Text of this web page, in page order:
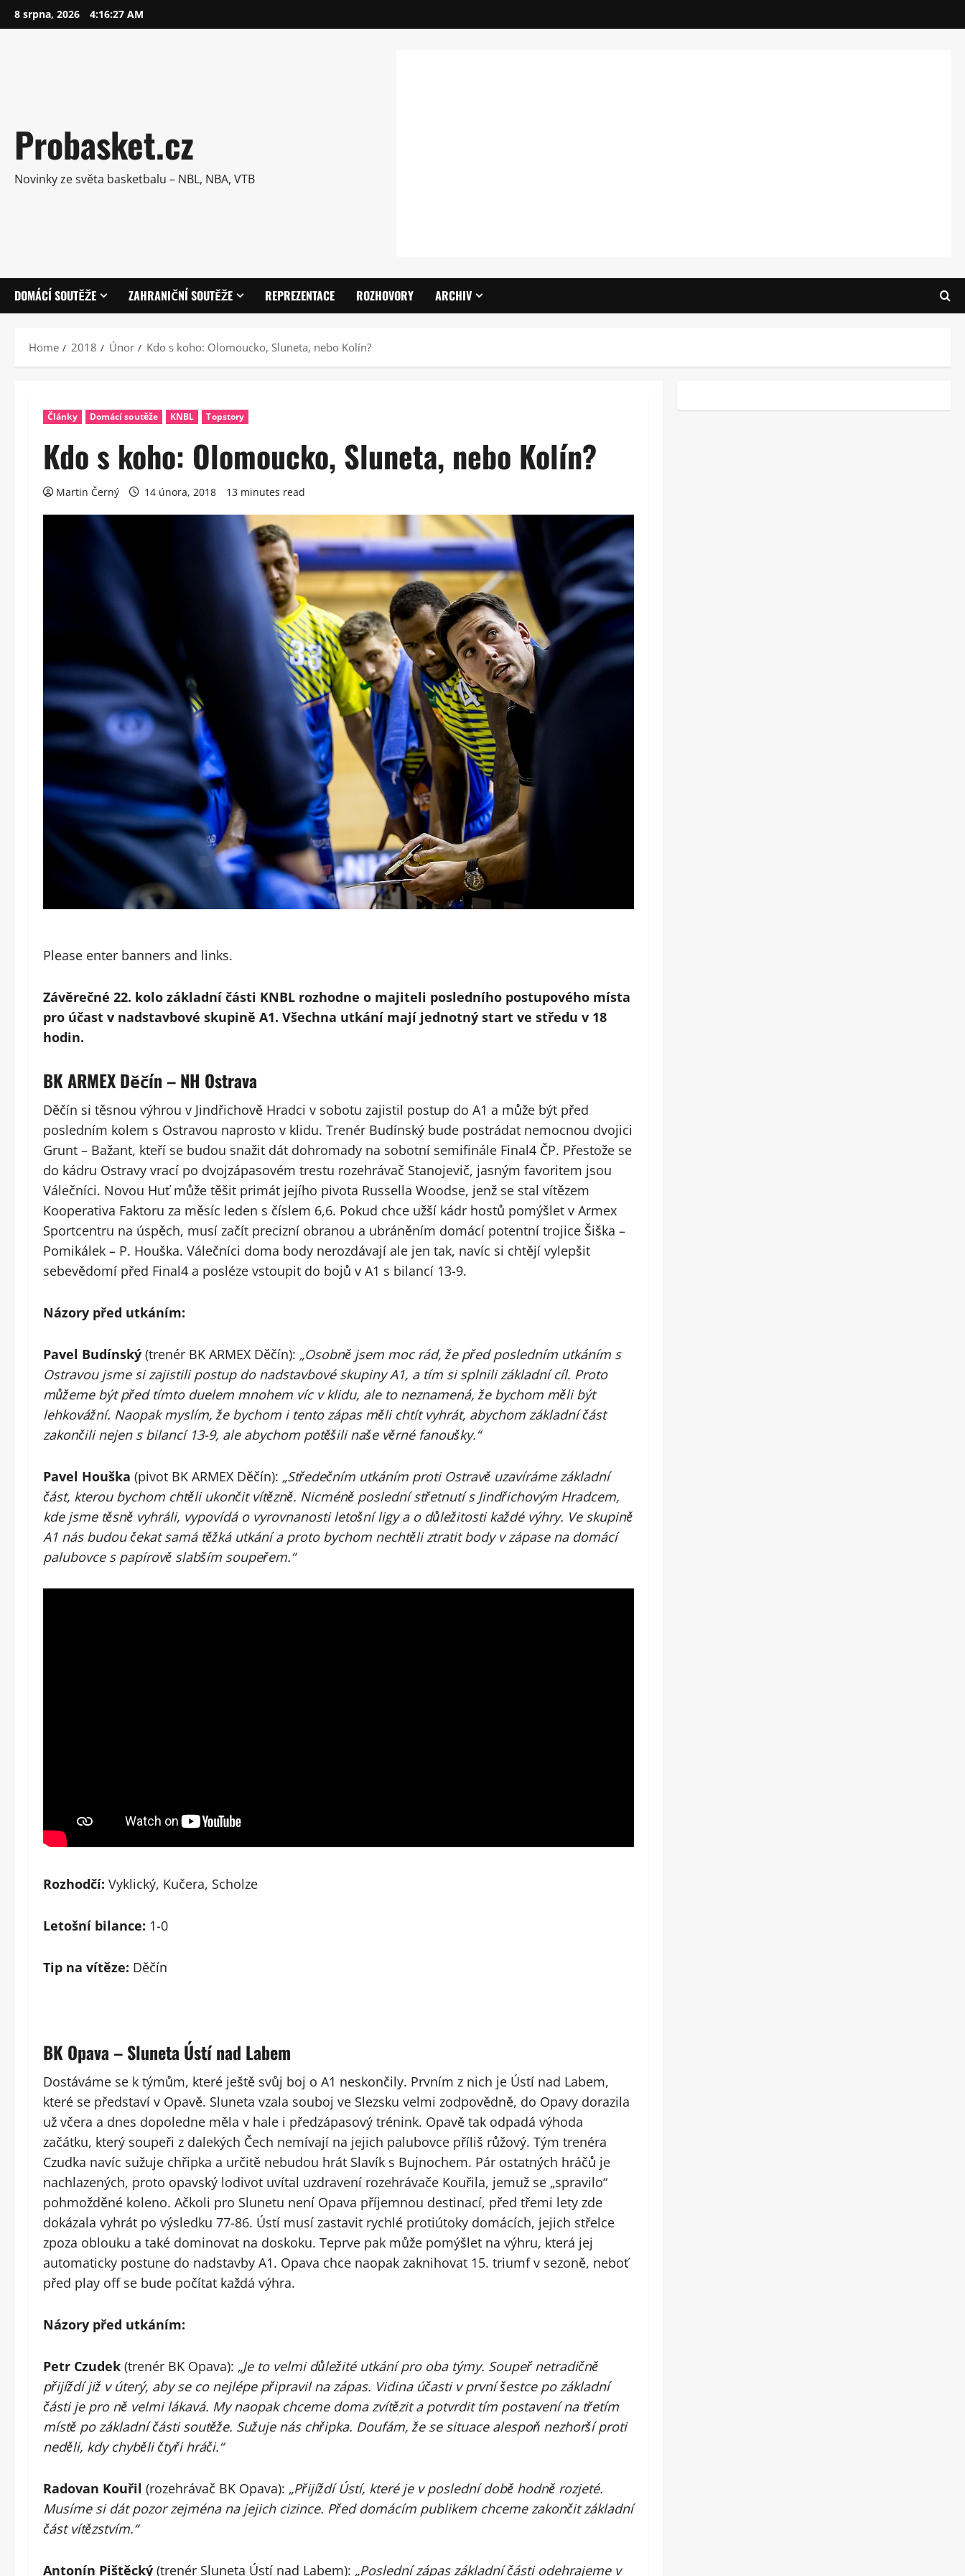
Skip
to
8 srpna, 2026 4:16:28 AM
Probasket.cz
Novinky ze světa basketbalu – NBL, NBA, VTB
DOMÁCÍ SOUTĚŽE ZAHRANIČNÍ SOUTĚŽE REPREZENTACE ROZHOVORY ARCHIV
Home 2018 Únor Kdo s koho: Olomoucko, Sluneta, nebo Kolín?
Články Domácí soutěže KNBL Topstory
Kdo s koho: Olomoucko, Sluneta, nebo Kolín?
Martin Černý 14 února, 2018 13 minutes read
Please enter banners and links.
Závěrečné 22. kolo základní části KNBL rozhodne o majiteli posledního postupového místa
pro účast v nadstavbové skupině A1. Všechna utkání mají jednotný start ve středu v 18
hodin.
BK ARMEX Děčín – NH Ostrava
Děčín si těsnou výhrou v Jindřichově Hradci v sobotu zajistil postup do A1 a může být před
posledním kolem s Ostravou naprosto v klidu. Trenér Budínský bude postrádat nemocnou dvojici
Grunt – Bažant, kteří se budou snažit dát dohromady na sobotní semifinále Final4 ČP. Přestože se
do kádru Ostravy vrací po dvojzápasovém trestu rozehrávač Stanojevič, jasným favoritem jsou
Válečníci. Novou Huť může těšit primát jejího pivota Russella Woodse, jenž se stal vítězem
Kooperativa Faktoru za měsíc leden s číslem 6,6. Pokud chce užší kádr hostů pomýšlet v Armex
Sportcentru na úspěch, musí začít precizní obranou a ubráněním domácí potentní trojice Šiška –
Pomikálek – P. Houška. Válečníci doma body nerozdávají ale jen tak, navíc si chtějí vylepšit
sebevědomí před Final4 a posléze vstoupit do bojů v A1 s bilancí 13-9.
Názory před utkáním:
Pavel Budínský (trenér BK ARMEX Děčín): „Osobně jsem moc rád, že před posledním utkáním s
Ostravou jsme si zajistili postup do nadstavbové skupiny A1, a tím si splnili základní cíl. Proto
můžeme být před tímto duelem mnohem víc v klidu, ale to neznamená, že bychom měli být
lehkovážní. Naopak myslím, že bychom i tento zápas měli chtít vyhrát, abychom základní část
zakončili nejen s bilancí 13-9, ale abychom potěšili naše věrné fanoušky.“
Pavel Houška (pivot BK ARMEX Děčín): „Středečním utkáním proti Ostravě uzavíráme základní
část, kterou bychom chtěli ukončit vítězně. Nicméně poslední střetnutí s Jindřichovým Hradcem,
kde jsme těsně vyhráli, vypovídá o vyrovnanosti letošní ligy a o důležitosti každé výhry. Ve skupině
A1 nás budou čekat samá těžká utkání a proto bychom nechtěli ztratit body v zápase na domácí
palubovce s papírově slabším soupeřem.“
Rozhodčí: Vyklický, Kučera, Scholze
Letošní bilance: 1-0
Tip na vítěze: Děčín
BK Opava – Sluneta Ústí nad Labem
Dostáváme se k týmům, které ještě svůj boj o A1 neskončily. Prvním z nich je Ústí nad Labem,
které se představí v Opavě. Sluneta vzala souboj ve Slezsku velmi zodpovědně, do Opavy dorazila
už včera a dnes dopoledne měla v hale i předzápasový trénink. Opavě tak odpadá výhoda
začátku, který soupeři z dalekých Čech nemívají na jejich palubovce příliš růžový. Tým trenéra
Czudka navíc sužuje chřipka a určitě nebudou hrát Slavík s Bujnochem. Pár ostatných hráčů je
nachlazených, proto opavský lodivot uvítal uzdravení rozehrávače Kouřila, jemuž se „spravilo“
pohmožděné koleno. Ačkoli pro Slunetu není Opava příjemnou destinací, před třemi lety zde
dokázala vyhrát po výsledku 77-86. Ústí musí zastavit rychlé protiútoky domácích, jejich střelce
zpoza oblouku a také dominovat na doskoku. Teprve pak může pomýšlet na výhru, která jej
automaticky postune do nadstavby A1. Opava chce naopak zaknihovat 15. triumf v sezoně, neboť
před play off se bude počítat každá výhra.
Názory před utkáním:
Petr Czudek (trenér BK Opava): „Je to velmi důležité utkání pro oba týmy. Soupeř netradičně
přijíždí již v úterý, aby se co nejlépe připravil na zápas. Vidina účasti v první šestce po základní
části je pro ně velmi lákavá. My naopak chceme doma zvítězit a potvrdit tím postavení na třetím
místě po základní části soutěže. Sužuje nás chřipka. Doufám, že se situace alespoň nezhorší proti
neděli, kdy chyběli čtyři hráči.“
Radovan Kouřil (rozehrávač BK Opava): „Přijíždí Ústí, které je v poslední době hodně rozjeté.
Musíme si dát pozor zejména na jejich cizince. Před domácím publikem chceme zakončit základní
část vítězstvím.“
Antonín Pištěcký (trenér Sluneta Ústí nad Labem): „Poslední zápas základní části odehrajeme v